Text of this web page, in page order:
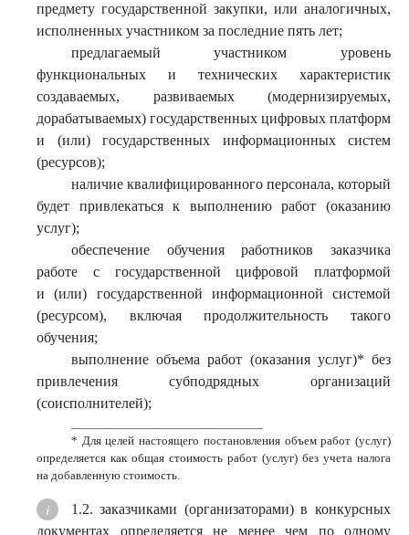
предмету государственной закупки, или аналогичных,
исполненных участником за последние пять лет;
предлагаемый участником уровень
функциональных и технических характеристик
создаваемых, развиваемых (модернизируемых,
дорабатываемых) государственных цифровых платформ
и (или) государственных информационных систем
(ресурсов);
наличие квалифицированного персонала, который
будет привлекаться к выполнению работ (оказанию
услуг);
обеспечение обучения работников заказчика
работе с государственной цифровой платформой
и (или) государственной информационной системой
(ресурсом), включая продолжительность такого
обучения;
выполнение объема работ (оказания услуг)* без
привлечения субподрядных организаций
(соисполнителей);
* Для целей настоящего постановления объем работ (услуг)
определяется как общая стоимость работ (услуг) без учета налога
на добавленную стоимость.
1.2. заказчиками (организаторами) в конкурсных
документах определяется не менее чем по одному